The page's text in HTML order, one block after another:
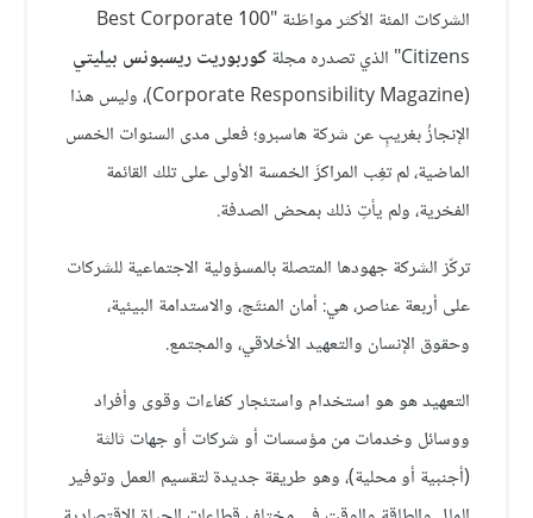
الشركات المئة الأكثر مواطَنة "100 Best Corporate
Citizens" الذي تصدره مجلة
كوربوريت ريسبونس بيليتي
(Corporate Responsibility Magazine)، وليس هذا
الإنجازُ بغريبٍ عن شركة هاسبرو؛ فعلى مدى السنوات الخمس
الماضية، لم تغِب المراكزَ الخمسة الأولى على تلك القائمة
الفخرية، ولم يأتِ ذلك بمحض الصدفة.
تركّز الشركة جهودها المتصلة بالمسؤولية الاجتماعية للشركات
على أربعة عناصر، هي: أمان المنتَج، والاستدامة البيئية،
وحقوق الإنسان والتعهيد الأخلاقي، والمجتمع.
التعهيد هو هو استخدام واستئجار كفاءات وقوى وأفراد
ووسائل وخدمات من مؤسسات أو شركات أو جهات ثالثة
(أجنبية أو محلية)، وهو طريقة جديدة لتقسيم العمل وتوفير